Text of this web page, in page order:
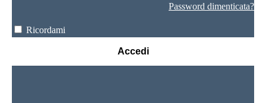
Password dimenticata?
Ricordami
Accedi